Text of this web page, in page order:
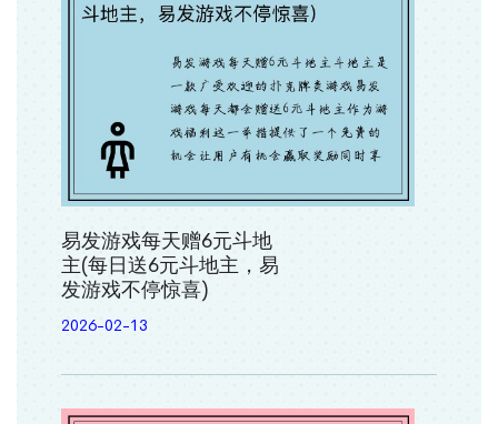
易发游戏每天赠6元斗地
主(每日送6元斗地主，易
发游戏不停惊喜)
2026-02-13